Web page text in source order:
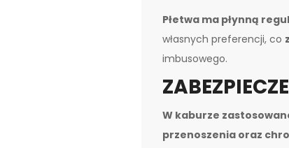
Płetwa ma płynną
własnych preferencji, co
imbusowego.
W kaburze
przenoszenia oraz